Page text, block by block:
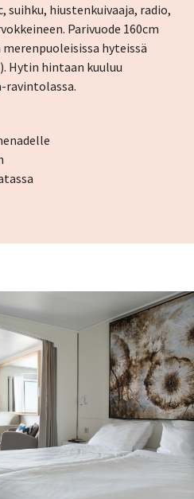
suihku, hiustenkuivaaja, radio,
Parivuode 160cm
hyteissä
Hytin hintaan kuuluu
ravintolassa.